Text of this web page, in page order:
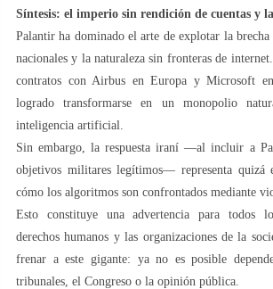
Síntesis: el imperio sin rendición de cuentas y
Palantir ha dominado el arte de explotar la brecha
nacionales y la naturaleza sin fronteras de
contratos con Airbus en Europa y Microsoft
logrado transformarse en un monopolio
inteligencia artificial.
Sin embargo, la respuesta iraní —al incluir a
objetivos militares legítimos— representa quizá
cómo los algoritmos son confrontados mediante
Esto constituye una advertencia para todos
derechos humanos y las organizaciones de la
frenar a este gigante: ya no es posible
tribunales, el Congreso o la opinión pública.